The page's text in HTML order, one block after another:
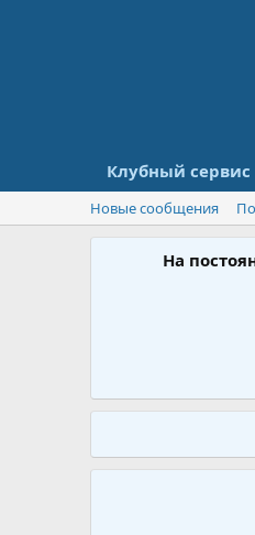
Клубный сервис
Новые сообщения
На